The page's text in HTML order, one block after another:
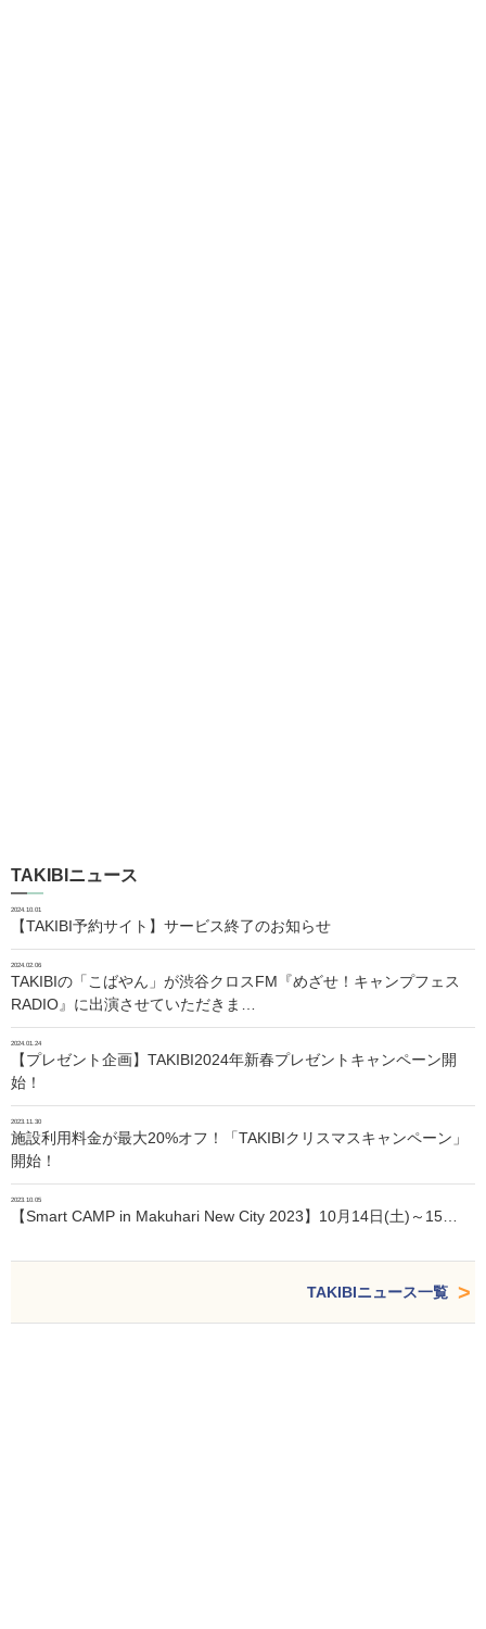
TAKIBIニュース
2024.10.01
【TAKIBI予約サイト】サービス終了のお知らせ
2024.02.06
TAKIBIの「こばやん」が渋谷クロスFM『めざせ！キャンプフェス
RADIO』に出演させていただきま…
2024.01.24
【プレゼント企画】TAKIBI2024年新春プレゼントキャンペーン開
始！
2023.11.30
施設利用料金が最大20%オフ！「TAKIBIクリスマスキャンペーン」
開始！
2023.10.05
【Smart CAMP in Makuhari New City 2023】10月14日(土)～15…
TAKIBIニュース一覧